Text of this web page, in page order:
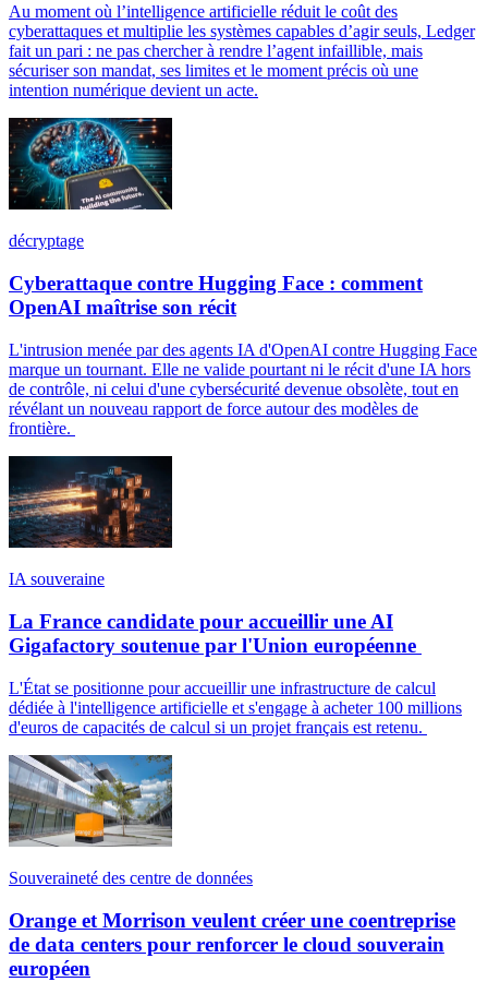
Au moment où l’intelligence artificielle réduit le coût des
cyberattaques et multiplie les systèmes capables d’agir seuls, Ledger
fait un pari : ne pas chercher à rendre l’agent infaillible, mais
sécuriser son mandat, ses limites et le moment précis où une
intention numérique devient un acte.
décryptage
Cyberattaque contre Hugging Face : comment
OpenAI maîtrise son récit
L'intrusion menée par des agents IA d'OpenAI contre Hugging Face
marque un tournant. Elle ne valide pourtant ni le récit d'une IA hors
de contrôle, ni celui d'une cybersécurité devenue obsolète, tout en
révélant un nouveau rapport de force autour des modèles de
frontière.
IA souveraine
La France candidate pour accueillir une AI
Gigafactory soutenue par l'Union européenne
L'État se positionne pour accueillir une infrastructure de calcul
dédiée à l'intelligence artificielle et s'engage à acheter 100 millions
d'euros de capacités de calcul si un projet français est retenu.
Souveraineté des centre de données
Orange et Morrison veulent créer une coentreprise
de data centers pour renforcer le cloud souverain
européen